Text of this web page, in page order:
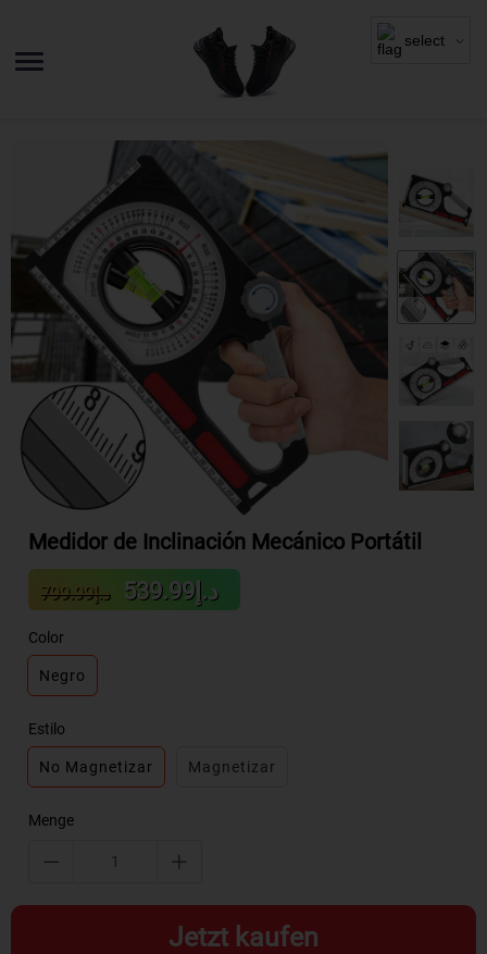
Medidor de Inclinación Mecánico Portátil
Sale
price
د.إ539.99
Regular
price
د.إ799.99
Color
Negro
Estilo
No Magnetizar Magnetizar
Menge
Jetzt kaufen
select